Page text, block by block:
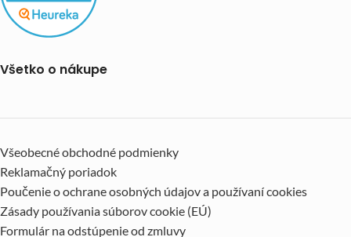
Všetko o nákupe
Všeobecné obchodné podmienky
Reklamačný poriadok
Poučenie o ochrane osobných údajov a používaní cookies
Zásady používania súborov cookie (EÚ)
Formulár na odstúpenie od zmluvy